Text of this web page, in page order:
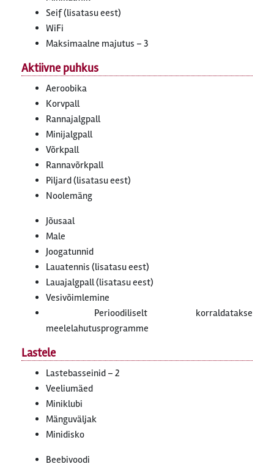
Seif (lisatasu eest)
WiFi
Maksimaalne majutus – 3
Aktiivne puhkus
Aeroobika
Korvpall
Rannajalgpall
Minijalgpall
Võrkpall
Rannavõrkpall
Piljard (lisatasu eest)
Noolemäng
Jõusaal
Male
Joogatunnid
Lauatennis (lisatasu eest)
Lauajalgpall (lisatasu eest)
Vesivõimlemine
Perioodiliselt korraldatakse
meelelahutusprogramme
Lastele
Lastebasseinid – 2
Veeliumäed
Miniklubi
Mänguväljak
Minidisko
Beebivoodi